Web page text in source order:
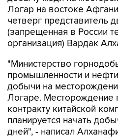
Логар на востоке
четверг представитель
(запрещенная в России
организация) Вардак
"Министерство
промышленности и
добычи на
Логаре. Месторождение
контракту китайской
планируется начать
дней", - написал